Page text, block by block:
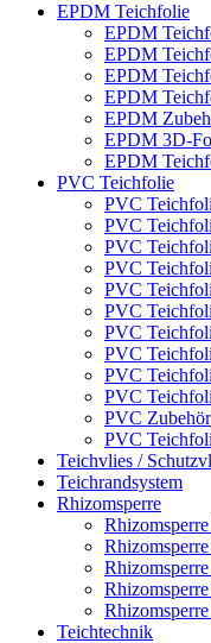
EPDM Teichfolie
EPDM
EPDM
EPDM
EPDM
EPDM
EPDM 3D-
EPDM
PVC Teichfolie
PVC
PVC
PVC
PVC
PVC
PVC
PVC
PVC
PVC
PVC
PVC Zubehör
PVC
Teichvlies /
Teichrandsystem
Rhizomsperre
Teichtechnik